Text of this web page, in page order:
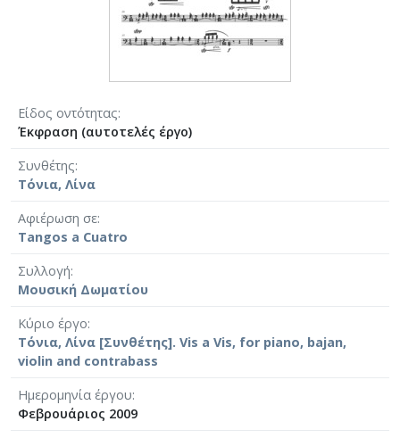
Είδος οντότητας
Έκφραση (αυτοτελές έργο)
Συνθέτης
Τόνια, Λίνα
Αφιέρωση σε
Tangos a Cuatro
Συλλογή
Μουσική Δωματίου
Κύριο έργο
Τόνια, Λίνα [Συνθέτης]. Vis a Vis, for piano, bajan,
violin and contrabass
Ημερομηνία έργου
Φεβρουάριος 2009